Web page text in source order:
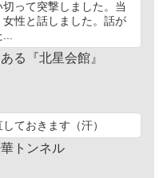
って突撃しました。当
性と話しました。話が
る『北星会館』
ておきます（汗）
トンネル